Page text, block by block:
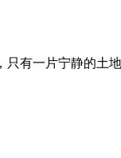
有一片宁静的土